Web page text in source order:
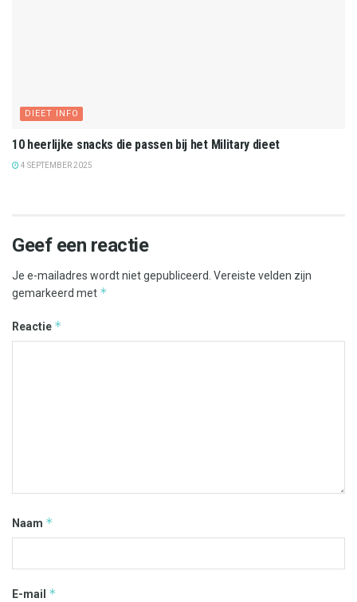
DIEET INFO
10 heerlijke snacks die passen bij het Military dieet
4 SEPTEMBER 2025
Geef een reactie
Je e-mailadres wordt niet gepubliceerd. Vereiste velden zijn
gemarkeerd met *
Reactie *
Naam *
E-mail *